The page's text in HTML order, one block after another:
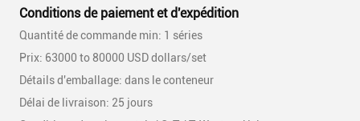
Conditions de paiement et d'expédition
Quantité de commande min: 1 séries
Prix: 63000 to 80000 USD dollars/set
Détails d'emballage: dans le conteneur
Délai de livraison: 25 jours